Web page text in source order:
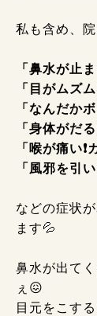
私も含め、
「鼻水が止ま
「目がムズム
「なんだかボ
「身体がだる
「喉が痛い❗
「風邪を引
などの症状
ます💦
鼻水が出て
ぇ😖
目元をこす